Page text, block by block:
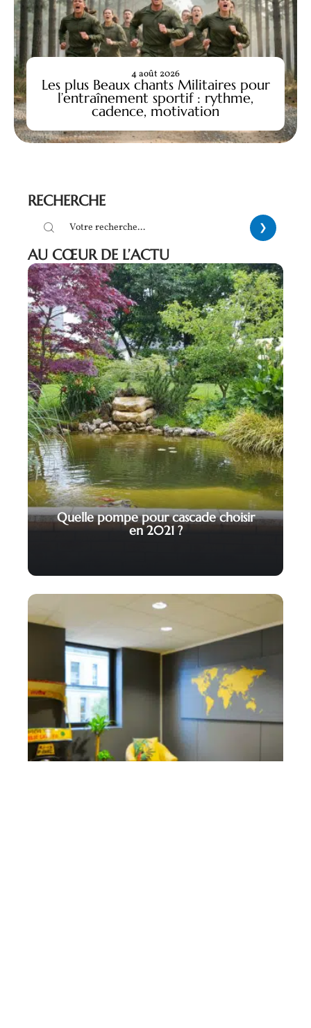
Les plus Beaux chants Militaires pour
l’entraînement sportif : rythme,
cadence, motivation
4 août 2026
RECHERCHE
AU CŒUR DE L’ACTU
Quelle pompe pour cascade choisir
en 2021 ?